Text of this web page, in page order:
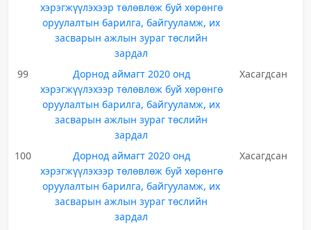
хэрэгжүүлэхээр төлөвлөж буй хөрөнгө
оруулалтын барилга, байгууламж, их
засварын ажлын зураг төслийн
зардал
99
Дорнод аймагт 2020 онд
хэрэгжүүлэхээр төлөвлөж буй хөрөнгө
оруулалтын барилга, байгууламж, их
засварын ажлын зураг төслийн
зардал
Хасагдсан
100
Дорнод аймагт 2020 онд
хэрэгжүүлэхээр төлөвлөж буй хөрөнгө
оруулалтын барилга, байгууламж, их
засварын ажлын зураг төслийн
зардал
Хасагдсан